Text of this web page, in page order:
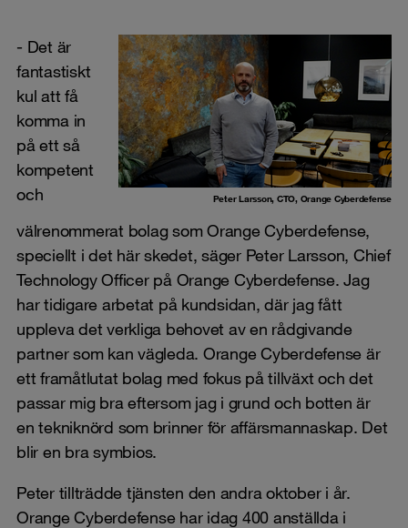
Peter Larsson, CTO, Orange Cyberdefense
- Det är
fantastiskt
kul att få
komma in
på ett så
kompetent
och
välrenommerat bolag som Orange Cyberdefense,
speciellt i det här skedet, säger Peter Larsson, Chief
Technology Officer på Orange Cyberdefense. Jag
har tidigare arbetat på kundsidan, där jag fått
uppleva det verkliga behovet av en rådgivande
partner som kan vägleda. Orange Cyberdefense är
ett framåtlutat bolag med fokus på tillväxt och det
passar mig bra eftersom jag i grund och botten är
en tekniknörd som brinner för affärsmannaskap. Det
blir en bra symbios.
Peter tillträdde tjänsten den andra oktober i år.
Orange Cyberdefense har idag 400 anställda i